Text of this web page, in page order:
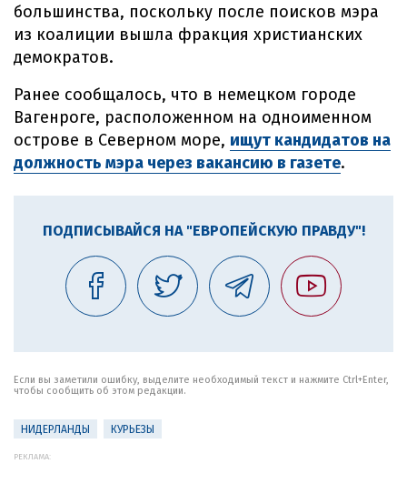
большинства, поскольку после поисков мэра
из коалиции вышла фракция христианских
демократов.
Ранее сообщалось, что в немецком городе
Вагенроге, расположенном на одноименном
острове в Северном море, ищут кандидатов на
должность мэра через вакансию в газете.
ПОДПИСЫВАЙСЯ НА "ЕВРОПЕЙСКУЮ ПРАВДУ"!
Если вы заметили ошибку, выделите необходимый текст и нажмите Ctrl+Enter,
чтобы сообщить об этом редакции.
НИДЕРЛАНДЫ КУРЬЕЗЫ
РЕКЛАМА: